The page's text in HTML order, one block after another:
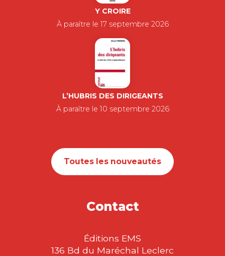
Y CROIRE
À paraître le 17 septembre 2026
L’HUBRIS DES DIRIGEANTS
À paraître le 10 septembre 2026
Toutes les nouveautés
Contact
Éditions EMS
136 Bd du Maréchal Leclerc